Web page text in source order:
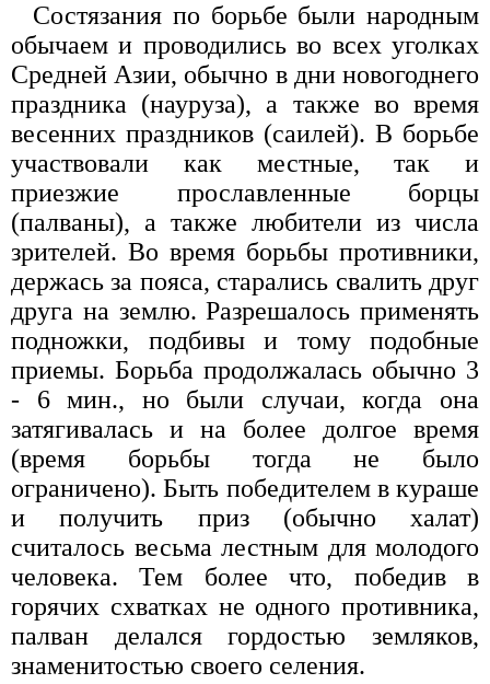
Состязания по борьбе были народным
обычаем и проводились во всех уголках
Средней Азии, обычно в дни новогоднего
праздника (науруза), а также во время
весенних праздников (саилей). В борьбе
участвовали как местные, так и
приезжие прославленные борцы
(палваны), а также любители из числа
зрителей. Во время борьбы противники,
держась за пояса, старались свалить друг
друга на землю. Разрешалось применять
подножки, подбивы и тому подобные
приемы. Борьба продолжалась обычно 3
- 6 мин., но были случаи, когда она
затягивалась и на более долгое время
(время борьбы тогда не было
ограничено). Быть победителем в кураше
и получить приз (обычно халат)
считалось весьма лестным для молодого
человека. Тем более что, победив в
горячих схватках не одного противника,
палван делался гордостью земляков,
знаменитостью своего селения.